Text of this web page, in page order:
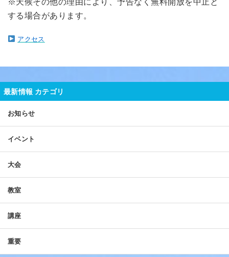
する場合があります。
アクセス
最新情報 カテゴリ
お知らせ
イベント
大会
教室
講座
重要